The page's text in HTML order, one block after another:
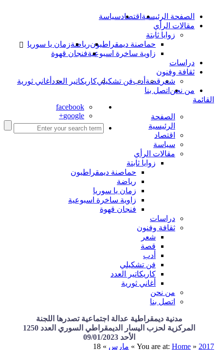
الصفحة الرئيسية اقتصادسياسة
مقالات الرأي
زوايا ثابتة
حماصنة ديمقراطيونرياضةزمان يا سوريا
زاوية ساخرة اسبوعيةفنجان قهوة
دراسات
ثقافة وفنون
شعر قصة أدبفن تشكيليكاريكاتير العدد أغاني ثورية
من نحن اتصل بنا
facebook
google+
القائمة
الصفحة
الرئيسية
اقتصاد
سياسة
مقالات الرأي
زوايا ثابتة
حماصنة ديمقراطيون
رياضة
زمان يا سوريا
زاوية ساخرة اسبوعية
فنجان قهوة
دراسات
ثقافة وفنون
شعر
قصة
أدب
فن تشكيلي
كاريكاتير العدد
أغاني ثورية
من نحن
اتصل بنا
مدنية ديمقراطية عدالة اجتماعية تصدرها اللجنة
المركزية لحزب اليسار الديمقراطي السوري العدد 1250
الأحد 09/01/2023
You are at: Home » 2017
» مارس »
18